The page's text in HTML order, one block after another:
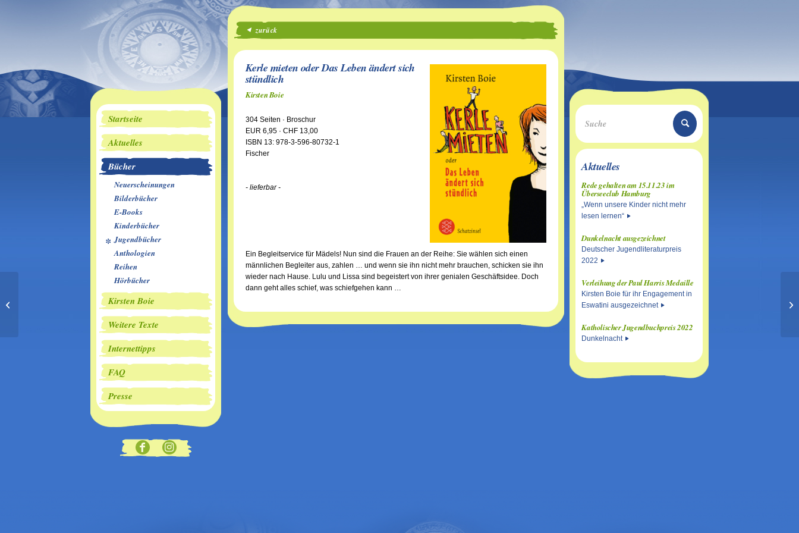
Startseite
Aktuelles
Bücher
Neuerscheinungen
Bilderbücher
E-Books
Kinderbücher
Jugendbücher
Anthologien
Reihen
Hörbücher
Kirsten Boie
Weitere Texte
Internettipps
FAQ
Presse
zurück
Kerle mieten oder Das Leben ändert sich
stündlich
Kirsten Boie
304 Seiten · Broschur
EUR 6,95 · CHF 13,00
ISBN 13: 978-3-596-80732-1
Fischer
- lieferbar -
Ein Begleitservice für Mädels! Nun sind die Frauen an der Reihe: Sie wählen sich einen
männlichen Begleiter aus, zahlen … und wenn sie ihn nicht mehr brauchen, schicken sie ihn
wieder nach Hause. Lulu und Lissa sind begeistert von ihrer genialen Geschäftsidee. Doch
dann geht alles schief, was schiefgehen kann …
Aktuelles
Rede gehalten am 15.11.23 im
Überseeclub Hamburg
„Wenn unsere Kinder nicht mehr
lesen lernen“
Dunkelnacht ausgezeichnet
Deutscher Jugendliteraturpreis
2022
Verleihung der Paul Harris Medaille
Kirsten Boie für ihr Engagement in
Eswatini ausgezeichnet
Katholischer Jugendbuchpreis 2022
Dunkelnacht